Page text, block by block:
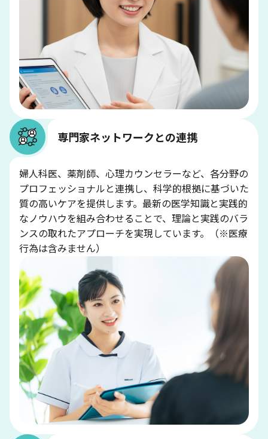
専門家ネットワークとの連携
婦人科医、薬剤師、心理カウンセラーなど、各分野の
プロフェッショナルと連携し、科学的根拠に基づいた
質の高いケアを提供します。最新の医学知識と実践的
なノウハウを組み合わせることで、理論と実践のバラ
ンスの取れたアプローチを実現しています。（※医療
行為は含みません）